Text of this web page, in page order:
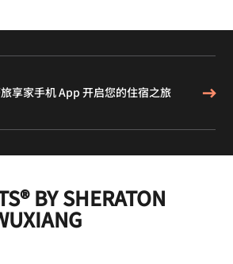
享家手机 App 开启您的住宿之旅
BY SHERATON